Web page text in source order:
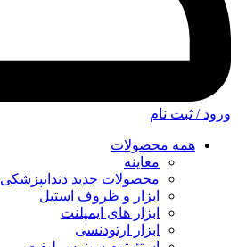
ورود / ثبت نام
همه محصولات
معاینه
محصولات جدید دندانپزشکی
ابزار و ظروف استیل
ابزار های ایمپلنت
ابزار ارتودنسی